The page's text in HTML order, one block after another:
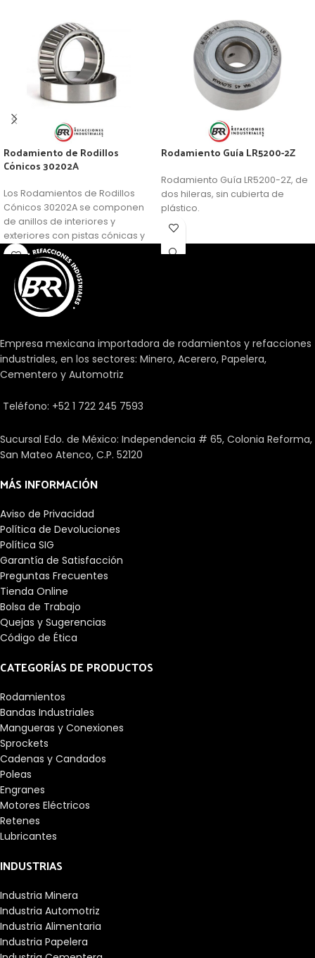
Rodamiento de Rodillos
Cónicos 30202A
Los Rodamientos de Rodillos
Cónicos 30202A se componen
de anillos de interiores y
exteriores con pistas cónicas y
rodillos cónicos en una caja de
ventana. Los rodamientos
abiertos no son de retención
automática. Como resultado, el
anillo interior con los rodillos y la
caja se puede montar
rodamientos de tamaño
métrico y en pulgadas
disponibles. Los diseños con una
dimensiones en pulgadas. Para
deben utilizarse
preferiblemente rodamientos
con tamaños métricos.
Rodamiento Guía LR5200-2Z
Rodamiento Guía LR5200-2Z, de
dos hileras, sin cubierta de
plástico.
Empresa mexicana importadora de rodamientos y refacciones
industriales, en los sectores: Minero, Acerero, Papelera,
Cementero y Automotriz
Teléfono: +52 1 722 245 7593
Sucursal Edo. de México: Independencia # 65, Colonia Reforma,
San Mateo Atenco, C.P. 52120
MÁS INFORMACIÓN
Aviso de Privacidad
Política de Devoluciones
Política SIG
Garantía de Satisfacción
Preguntas Frecuentes
Tienda Online
Bolsa de Trabajo
Quejas y Sugerencias
Código de Ética
CATEGORÍAS DE PRODUCTOS
Rodamientos
Bandas Industriales
Mangueras y Conexiones
Sprockets
Cadenas y Candados
Poleas
Engranes
Motores Eléctricos
Retenes
Lubricantes
INDUSTRIAS
Industria Minera
Industria Automotriz
Industria Alimentaria
Industria Papelera